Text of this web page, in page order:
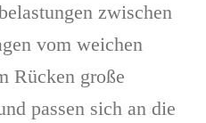
zwischen
vom weichen
Rücken große
passen sich an die